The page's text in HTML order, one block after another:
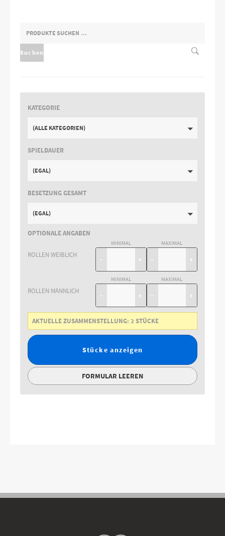
SUCHEN
NACH:
Suchen
KATEGORIE
(ALLE KATEGORIEN)
SPIELDAUER
(EGAL)
BESETZUNG GESAMT
(EGAL)
OPTIONALE ANGABEN
ROLLEN WEIBLICH
MINIMAL
− +
MAXIMAL
− +
ROLLEN MÄNNLICH
MINIMAL
− +
MAXIMAL
− +
AKTUELLE ZUSAMMENSTELLUNG: 2STÜCKE
Stücke anzeigen
FORMULAR LEEREN